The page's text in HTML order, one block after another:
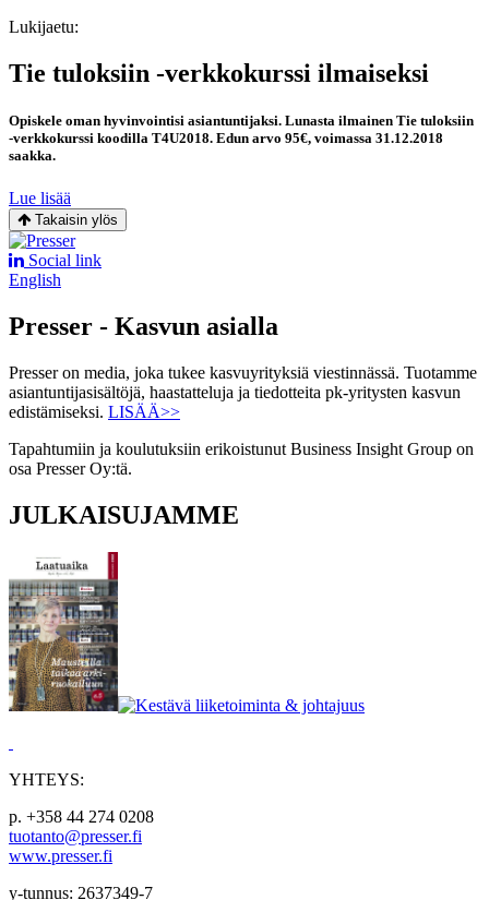
Lukijaetu:
Tie tuloksiin -verkkokurssi ilmaiseksi
Opiskele oman hyvinvointisi asiantuntijaksi. Lunasta ilmainen Tie tuloksiin
-verkkokurssi koodilla T4U2018. Edun arvo 95€, voimassa 31.12.2018
saakka.
Lue lisää
Takaisin ylös
Social link
English
Presser - Kasvun asialla
Presser on media, joka tukee kasvuyrityksiä viestinnässä. Tuotamme
asiantuntijasisältöjä, haastatteluja ja tiedotteita pk-yritysten kasvun
edistämiseksi. LISÄÄ>>
Tapahtumiin ja koulutuksiin erikoistunut Business Insight Group on
osa Presser Oy:tä.
JULKAISUJAMME
YHTEYS:
p. +358 44 274 0208
tuotanto@presser.fi
www.presser.fi
y-tunnus: 2637349-7